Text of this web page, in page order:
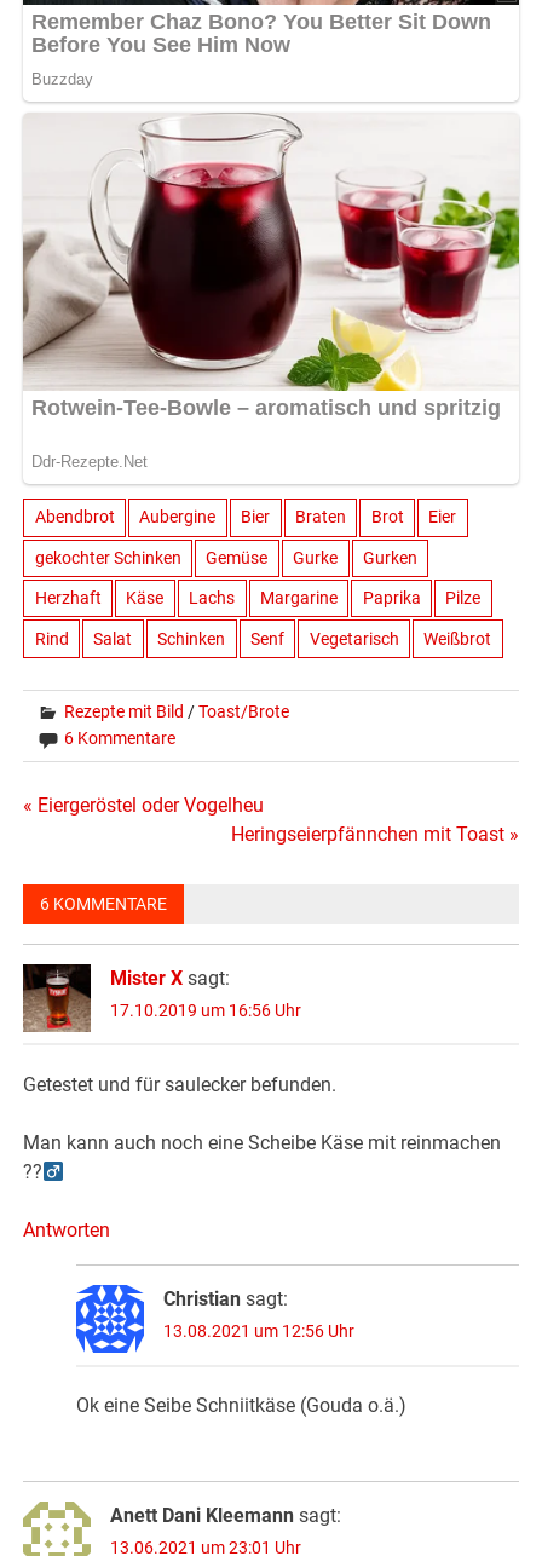
Abendbrot Aubergine Bier Braten Brot Eier
gekochter Schinken Gemüse Gurke Gurken
Herzhaft Käse Lachs Margarine Paprika Pilze
Rind Salat Schinken Senf Vegetarisch Weißbrot
Rezepte mit Bild /Toast/Brote
6 Kommentare
Beitragsnavigation
« Eiergeröstel oder Vogelheu
Heringseierpfännchen mit Toast »
6 KOMMENTARE
Mister X sagt:
17.10.2019 um 16:56 Uhr
Getestet und für saulecker befunden.
Man kann auch noch eine Scheibe Käse mit reinmachen
??‍
Antworten
Christian sagt:
13.08.2021 um 12:56 Uhr
Ok eine Seibe Schniitkäse (Gouda o.ä.)
Anett Dani Kleemann sagt:
13.06.2021 um 23:01 Uhr